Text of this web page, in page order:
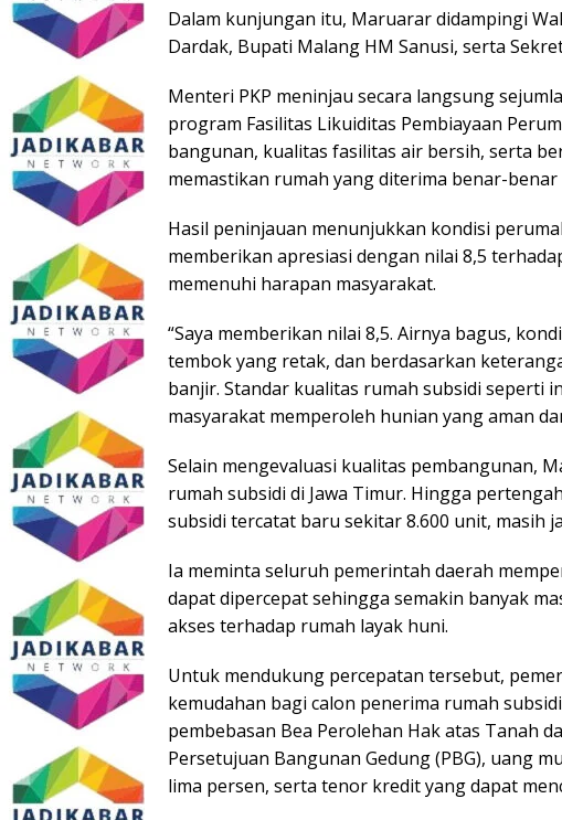
Dalam kunjungan itu, Maruarar didampingi
Dardak, Bupati Malang HM Sanusi, serta
Menteri PKP meninjau secara langsung
program Fasilitas Likuiditas Pembiayaan
bangunan, kualitas fasilitas air bersih, serta
memastikan rumah yang diterima benar-benar
Hasil peninjauan menunjukkan kondisi
memberikan apresiasi dengan nilai 8,5
memenuhi harapan masyarakat.
“Saya memberikan nilai 8,5. Airnya bagus,
tembok yang retak, dan berdasarkan
banjir. Standar kualitas rumah subsidi seperti
masyarakat memperoleh hunian yang aman
Selain mengevaluasi kualitas pembangunan,
rumah subsidi di Jawa Timur. Hingga
subsidi tercatat baru sekitar 8.600 unit, masih
Ia meminta seluruh pemerintah daerah
dapat dipercepat sehingga semakin banyak
akses terhadap rumah layak huni.
Untuk mendukung percepatan tersebut,
kemudahan bagi calon penerima rumah
pembebasan Bea Perolehan Hak atas Tanah
Persetujuan Bangunan Gedung (PBG), uang
lima persen, serta tenor kredit yang dapat